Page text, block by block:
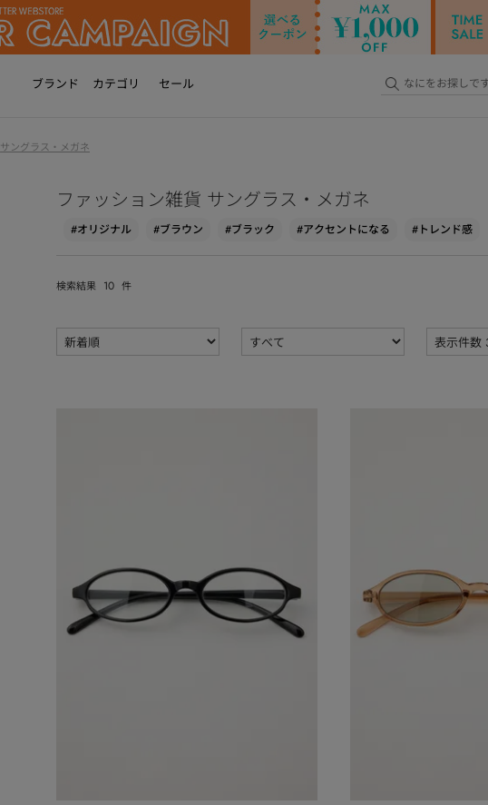
ブランド カテゴリ セール
サングラス・メガネ
ファッション雑貨 サングラス・メガネ
#オリジナル #ブラウン #ブラック #アクセントになる #トレンド感
検索結果 10 件